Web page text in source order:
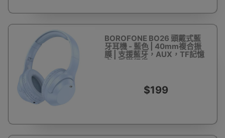
BOROFONE BO26 頭戴式藍
牙耳機 - 藍色 | 40mm複合振
膜 | 支援藍牙，AUX，TF記憶
卡 | 香港行貨
$199